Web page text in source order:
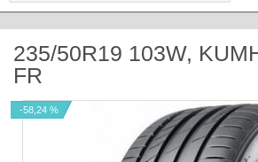
235/50R19 103W,
FR
-58,24 %